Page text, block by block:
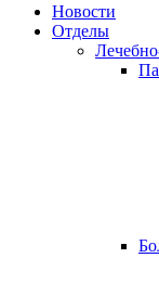
Новости
Отделы